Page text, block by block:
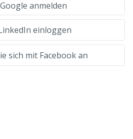
anmelden
einloggen
sich mit Facebook an